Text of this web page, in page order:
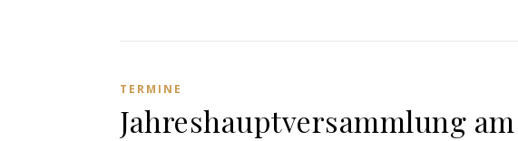
TERMINE
Jahreshauptversammlung